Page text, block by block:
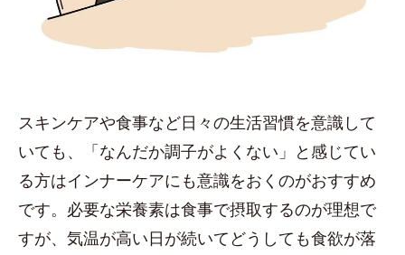
スキンケアや食事など日々の生活習慣を意識して
いても、「なんだか調子がよくない」と感じてい
る方はインナーケアにも意識をおくのがおすすめ
です。必要な栄養素は食事で摂取するのが理想で
すが、気温が高い日が続いてどうしても食欲が落